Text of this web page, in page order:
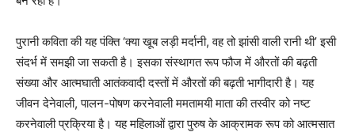
पुरानी कविता की यह पंक्ति ‘क्या खूब लड़ी मर्दानी, वह तो झांसी वाली रानी थी’ इसी
संदर्भ में समझी जा सकती है। इसका संस्थागत रूप फौज में औरतों की बढ़ती
संख्या और आत्मघाती आतंकवादी दस्तों में औरतों की बढ़ती भागीदारी है। यह
जीवन देनेवाली, पालन-पोषण करनेवाली ममतामयी माता की तस्वीर को नष्ट
करनेवाली प्रक्रिया है। यह महिलाओं द्वारा पुरुष के आक्रामक रूप को आत्मसात